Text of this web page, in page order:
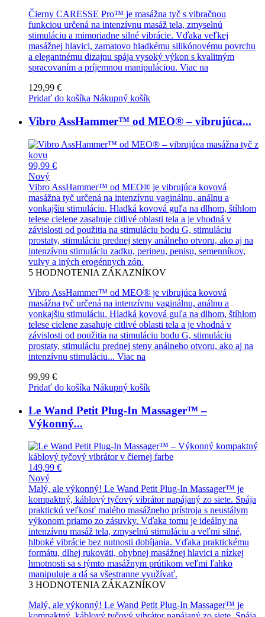
Čierny CARESSE Pro™ je masážna tyč s vibračnou
funkciou určená na intenzívnu masáž tela, zmyselnú
stimuláciu a mimoriadne silné vibrácie. Vďaka veľkej
masážnej hlavici, zamatovo hladkému silikónovému povrchu
a elegantnému dizajnu spája vysoký výkon s kvalitným
spracovaním a príjemnou manipuláciou. Viac na
129,99 €
Pridať do košíka Nákupný košík
Vibro AssHammer™ od MEO® – vibrujúca...
99,99 €
Nový
Vibro AssHammer™ od MEO® je vibrujúca kovová
masážna tyč určená na intenzívnu vaginálnu, análnu a
vonkajšiu stimuláciu. Hladká kovová guľa na dlhom, štíhlom
telese cielene zasahuje citlivé oblasti tela a je vhodná v
závislosti od použitia na stimuláciu bodu G, stimuláciu
prostaty, stimuláciu prednej steny análneho otvoru, ako aj na
intenzívnu stimuláciu zadku, perineu, penisu, semenníkov,
vulvy a iných erogénnych zón.
5 HODNOTENIA ZÁKAZNÍKOV
Vibro AssHammer™ od MEO® je vibrujúca kovová
masážna tyč určená na intenzívnu vaginálnu, análnu a
vonkajšiu stimuláciu. Hladká kovová guľa na dlhom, štíhlom
telese cielene zasahuje citlivé oblasti tela a je vhodná v
závislosti od použitia na stimuláciu bodu G, stimuláciu
prostaty, stimuláciu prednej steny análneho otvoru, ako aj na
intenzívnu stimuláciu... Viac na
99,99 €
Pridať do košíka Nákupný košík
Le Wand Petit Plug-In Massager™ –
Výkonný...
149,99 €
Nový
Malý, ale výkonný! Le Wand Petit Plug-In Massager™ je
kompaktný, káblový tyčový vibrátor napájaný zo siete. Spája
praktickú veľkosť malého masážneho prístroja s neustálym
výkonom priamo zo zásuvky. Vďaka tomu je ideálny na
intenzívnu masáž tela, zmyselnú stimuláciu a veľmi silné,
hlboké vibrácie bez nutnosti dobíjania. Vďaka praktickému
formátu, dlhej rukoväti, ohybnej masážnej hlavici a nízkej
hmotnosti sa s týmto masážnym prútikom veľmi ľahko
manipuluje a dá sa všestranne využívať.
3 HODNOTENIA ZÁKAZNÍKOV
Malý, ale výkonný! Le Wand Petit Plug-In Massager™ je